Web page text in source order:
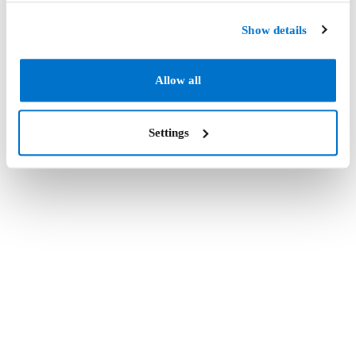
Show details
Allow all
Settings